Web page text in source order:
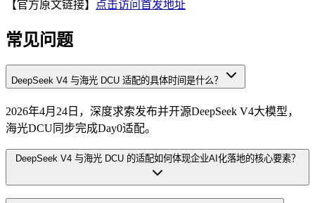
【官方原文链接】 点击访问首发地址
常见问题
DeepSeek V4 与海光 DCU 适配的具体时间是什么？
2026年4月24日，深度求索发布并开源DeepSeek V4大模型，
海光DCU同步完成Day0适配。
DeepSeek V4 与海光 DCU 的适配如何体现企业AI化落地的核心要素？